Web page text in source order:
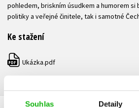
Souhlas Detaily
pohledem, briskním úsudkem a humorem si
politiky a veřejné činitele, tak i samotné
Ke stažení
PDF Ukázka.pdf